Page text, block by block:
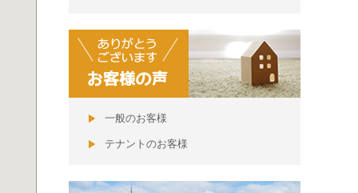
一般のお客様
テナントのお客様